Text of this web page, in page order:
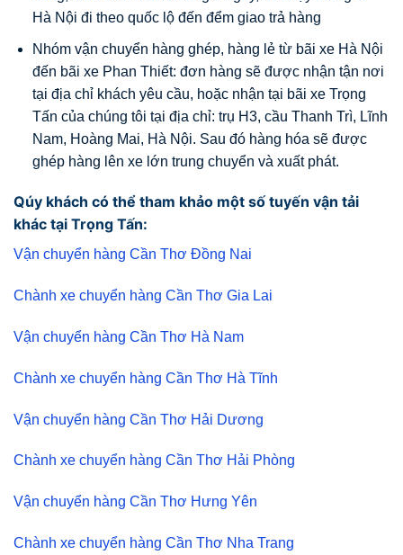
Hà Nội đi theo quốc lộ đến đểm giao trả hàng
Nhóm vận chuyển hàng ghép, hàng lẻ từ bãi xe Hà Nội
đến bãi xe Phan Thiết: đơn hàng sẽ được nhận tận nơi
tại địa chỉ khách yêu cầu, hoặc nhận tại bãi xe Trọng
Tấn của chúng tôi tại địa chỉ: trụ H3, cầu Thanh Trì, Lĩnh
Nam, Hoàng Mai, Hà Nội. Sau đó hàng hóa sẽ được
ghép hàng lên xe lớn trung chuyển và xuất phát.
Qúy khách có thể tham khảo một số tuyến vận tải
khác tại Trọng Tấn:
Vận chuyển hàng Cần Thơ Đồng Nai
Chành xe chuyển hàng Cần Thơ Gia Lai
Vận chuyển hàng Cần Thơ Hà Nam
Chành xe chuyển hàng Cần Thơ Hà Tĩnh
Vận chuyển hàng Cần Thơ Hải Dương
Chành xe chuyển hàng Cần Thơ Hải Phòng
Vận chuyển hàng Cần Thơ Hưng Yên
Chành xe chuyển hàng Cần Thơ Nha Trang